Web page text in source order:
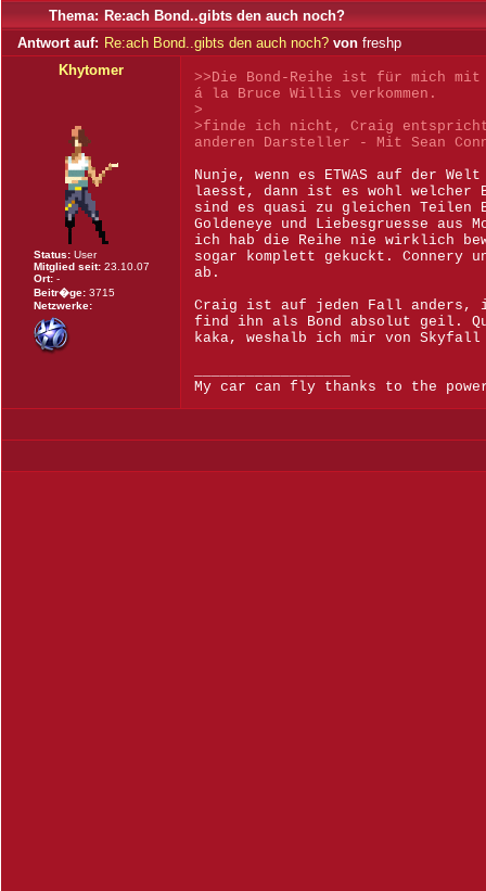
Thema: Re:ach Bond..gibts den auch noch?
Antwort auf: Re:ach Bond..gibts den auch noch? von freshp
Khytomer
Status: User
Mitglied seit: 23.10.07
Ort: -
Beitr�ge: 3715
Netzwerke:
>>Die Bond-Reihe ist für mich
á la Bruce Willis verkommen.
>
>finde ich nicht, Craig entspricht
anderen Darsteller - Mit Sean
Nunje, wenn es ETWAS auf der
laesst, dann ist es wohl welcher
sind es quasi zu gleichen Teilen
Goldeneye und Liebesgruesse
ich hab die Reihe nie wirklich
sogar komplett gekuckt. Connery
ab.
Craig ist auf jeden Fall anders,
find ihn als Bond absolut geil.
kaka, weshalb ich mir von
My car can fly thanks to the